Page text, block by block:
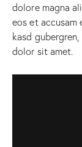
dolore magna
eos et
kasd
dolor sit amet.